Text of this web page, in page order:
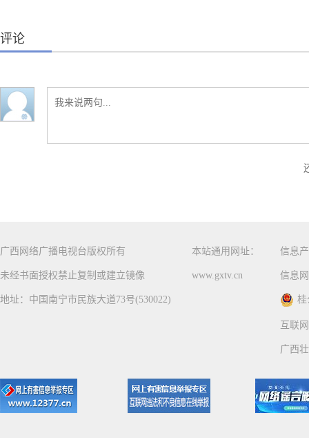
评论
广西网络广播电视台版权所有
未经书面授权禁止复制或建立镜像
地址：中国南宁市民族大道73号(530022)
本站通用网址：
www.gxtv.cn
信息
信息
桂
互联
广西